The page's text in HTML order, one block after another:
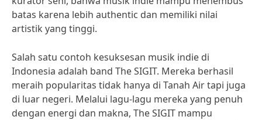
batas karena lebih authentic dan memiliki nilai
artistik yang tinggi.
Salah satu contoh kesuksesan musik indie di
Indonesia adalah band The SIGIT. Mereka berhasil
meraih popularitas tidak hanya di Tanah Air tapi juga
di luar negeri. Melalui lagu-lagu mereka yang penuh
dengan energi dan makna, The SIGIT mampu